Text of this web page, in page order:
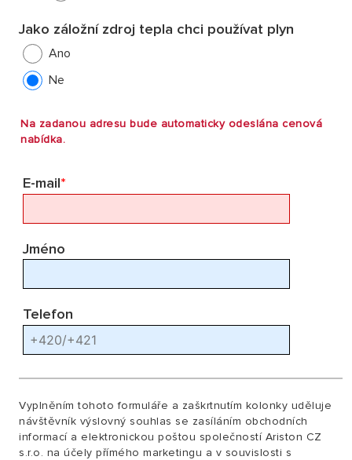
Jako záložní zdroj tepla chci používat plyn
Ano
Ne
Na zadanou adresu bude automaticky odeslána cenová
nabídka.
E-mail*
Jméno
Telefon
Vyplněním tohoto formuláře a zaškrtnutím kolonky uděluje
návštěvník výslovný souhlas se zasíláním obchodních
informací a elektronickou poštou společností Ariston CZ
s.r.o. na účely přímého marketingu a v souvislosti s